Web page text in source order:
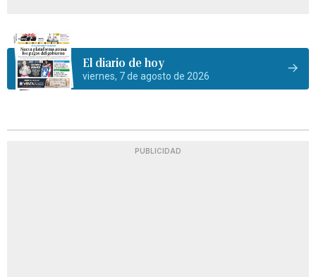
El diario de hoy
viernes, 7 de agosto de 2026
PUBLICIDAD